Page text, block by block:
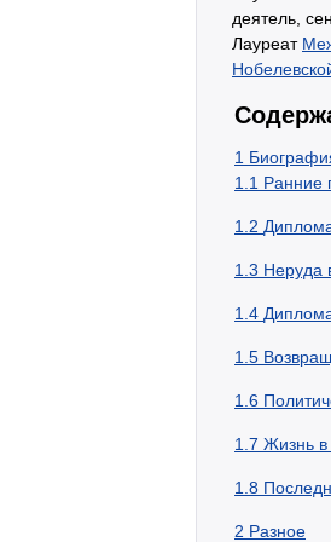
деятель,
Лауреат
1
1.1 Ранние
1.2
1.3 Неруда
1.4
1.5
1.6
1.7 Жизнь в
1.8
2 Разное